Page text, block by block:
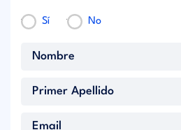
Sí No